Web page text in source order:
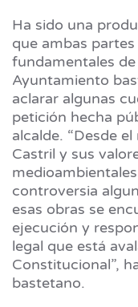
Ha sido una
que ambas
fundamentales
Ayuntamiento
aclarar algunas
petición hecha
alcalde. “Desde
Castril y sus
controversia
esas obras se
ejecución y
legal que está
Constitucional”,
bastetano.